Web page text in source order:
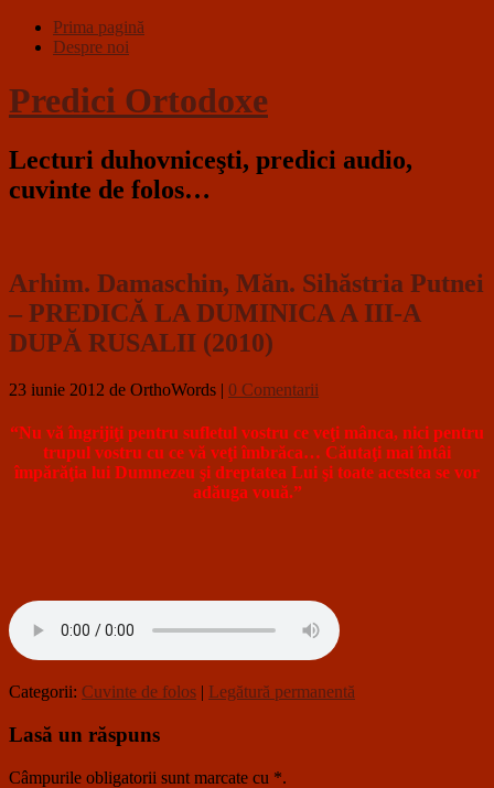
Prima pagină
Despre noi
Predici Ortodoxe
Lecturi duhovniceşti, predici audio,
cuvinte de folos…
Arhim. Damaschin, Măn. Sihăstria Putnei
– PREDICĂ LA DUMINICA A III-A
DUPĂ RUSALII (2010)
23 iunie 2012 de OrthoWords | 0 Comentarii
“Nu vă îngrijiţi pentru sufletul vostru ce veţi mânca, nici pentru
trupul vostru cu ce vă veţi îmbrăca… Căutaţi mai întâi
împărăţia lui Dumnezeu şi dreptatea Lui şi toate acestea se vor
adăuga vouă.”
Categorii: Cuvinte de folos | Legătură permanentă
Lasă un răspuns
Câmpurile obligatorii sunt marcate cu *.